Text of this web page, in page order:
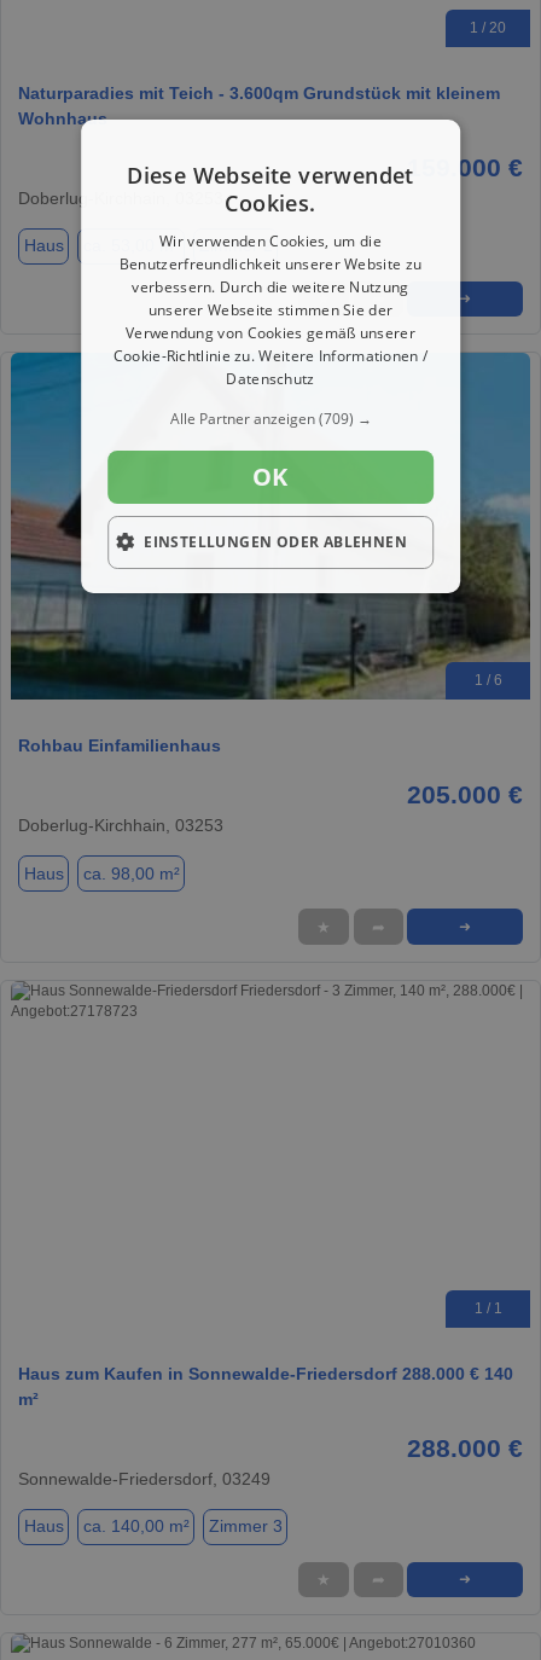
1 / 20
Naturparadies mit Teich - 3.600qm Grundstück mit kleinem
Wohnhaus
159.000 €
Doberlug-Kirchhain, 03253
Haus ca. 53,00 m² Zimmer 2
➜
1 / 6
Rohbau Einfamilienhaus
205.000 €
Doberlug-Kirchhain, 03253
Haus ca. 98,00 m²
★ ➦ ➜
1 / 1
Haus zum Kaufen in Sonnewalde-Friedersdorf 288.000 € 140
m²
288.000 €
Sonnewalde-Friedersdorf, 03249
Haus ca. 140,00 m² Zimmer 3
★ ➦ ➜
Diese Webseite verwendet
Cookies.
Wir verwenden Cookies, um die
Benutzerfreundlichkeit unserer Website zu
verbessern. Durch die weitere Nutzung
unserer Webseite stimmen Sie der
Verwendung von Cookies gemäß unserer
Cookie-Richtlinie zu.Weitere Informationen /
Datenschutz
Alle Partner anzeigen(709) →
OK
EINSTELLUNGEN ODER ABLEHNEN